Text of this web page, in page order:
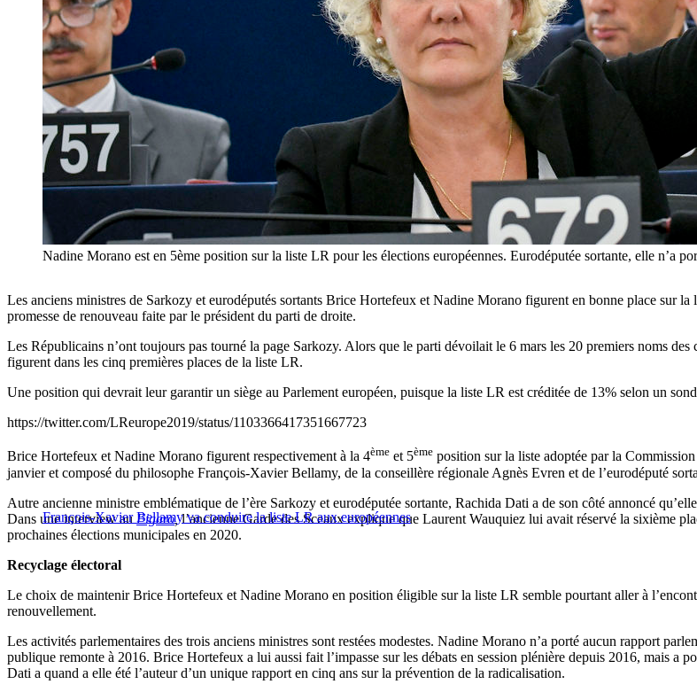
Nadine Morano est en 5ème position sur la liste LR pour les élections européennes. Eurodéputée sortante, elle n’a
Les anciens ministres de Sarkozy et eurodéputés sortants Brice Hortefeux et Nadine Morano figurent en bonne place sur
promesse de renouveau faite par le président du parti de droite.
Les Républicains n’ont toujours pas tourné la page Sarkozy. Alors que le parti dévoilait le 6 mars les 20 premiers noms
figurent dans les cinq premières places de la liste LR.
Une position qui devrait leur garantir un siège au Parlement européen, puisque la liste LR est créditée de 13% selon un
https://twitter.com/LReurope2019/status/1103366417351667723
Brice Hortefeux et Nadine Morano figurent respectivement à la 4ème et 5ème position sur la liste adoptée par la
janvier et composé du philosophe François-Xavier Bellamy, de la conseillère régionale Agnès Evren et de l’eurodéputé
François-Xavier Bellamy va conduire la liste LR aux européennes
Autre ancienne ministre emblématique de l’ère Sarkozy et eurodéputée sortante, Rachida Dati a de son côté annoncé
Dans une interview auFigaro,l’ancienne Garde des Sceaux explique que Laurent Wauquiez lui avait réservé la sixième
prochaines élections municipales en 2020.
Recyclage électoral
Le choix de maintenir Brice Hortefeux et Nadine Morano en position éligible sur la liste LR semble pourtant aller à
renouvellement.
Les activités parlementaires des trois anciens ministres sont restées modestes. Nadine Morano n’a porté aucun rapport
publique remonte à 2016. Brice Hortefeux a lui aussi fait l’impasse sur les débats en session plénière depuis 2016, mais a
Dati a quand a elle été l’auteur d’un unique rapport en cinq ans sur la prévention de la radicalisation.